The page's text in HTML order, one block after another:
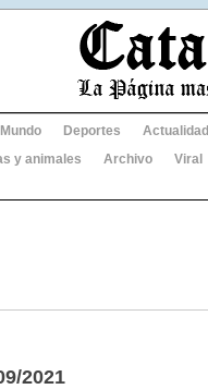
Mundo Deportes
Actualidad
y animales Archivo
Viral
2021